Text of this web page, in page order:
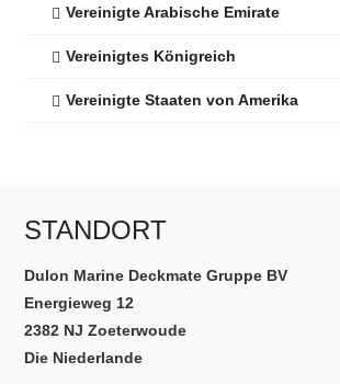
Vereinigte Arabische Emirate
Vereinigtes Königreich
Vereinigte Staaten von Amerika
STANDORT
Dulon Marine Deckmate Gruppe BV
Energieweg 12
2382 NJ Zoeterwoude
Die Niederlande